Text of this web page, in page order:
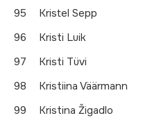
95
Kristel Sepp
96
Kristi Luik
97
Kristi Tüvi
98
Kristiina Väärmann
99
Kristina Žigadlo